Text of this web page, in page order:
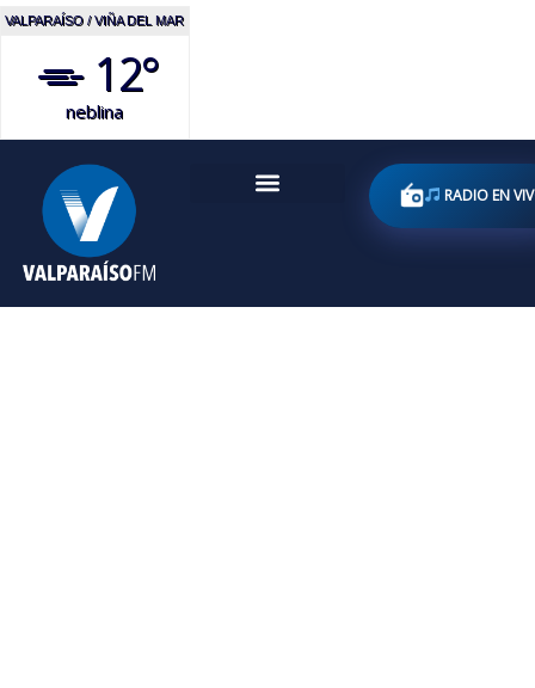
VALPARAÍSO / VIÑA DEL MAR
12°
neblina
RADIO EN